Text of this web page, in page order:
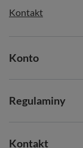
Kontakt
Konto
Regulaminy
Kontakt